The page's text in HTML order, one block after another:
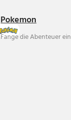
Pokemon
Fange die Abenteuer